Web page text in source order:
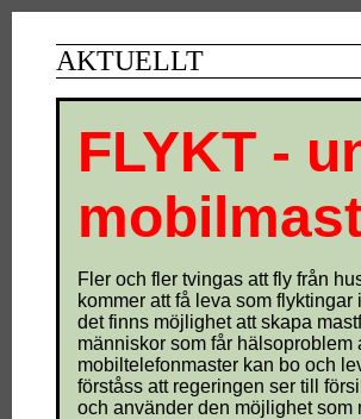
AKTUELLT
FLYKT -
Fler och fler tvingas att fly från
kommer att få leva som
det finns möjlighet att skapa
människor som får hälsoproblem
mobiltelefonmaster kan bo och
förståss att regeringen ser till
och använder den möjlighet som